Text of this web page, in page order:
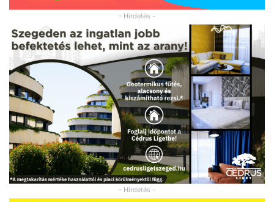
- Hirdetés -
- Hirdetés -